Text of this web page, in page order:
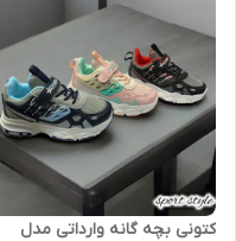
کتونی بچه گانه وارداتی مدل